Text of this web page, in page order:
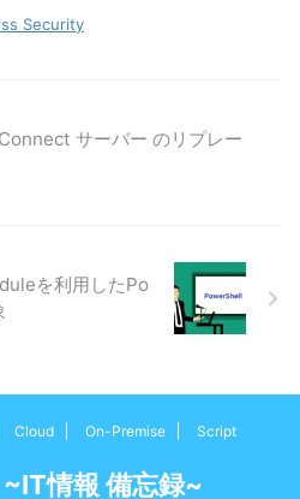
Security
サーバー のリプレー
を利用したPo
Cloud On-Premise Script
情報 備忘録~